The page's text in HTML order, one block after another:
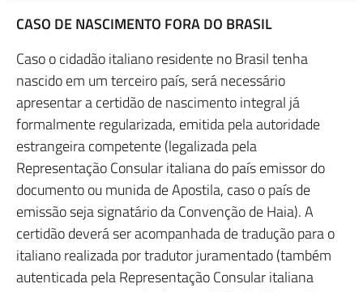
CASO DE NASCIMENTO FORA DO BRASIL
Caso o cidadão italiano residente no Brasil tenha
nascido em um terceiro país, será necessário
apresentar a certidão de nascimento integral já
formalmente regularizada, emitida pela autoridade
estrangeira competente (legalizada pela
Representação Consular italiana do país emissor do
documento ou munida de Apostila, caso o país de
emissão seja signatário da Convenção de Haia). A
certidão deverá ser acompanhada de tradução para o
italiano realizada por tradutor juramentado (também
autenticada pela Representação Consular italiana